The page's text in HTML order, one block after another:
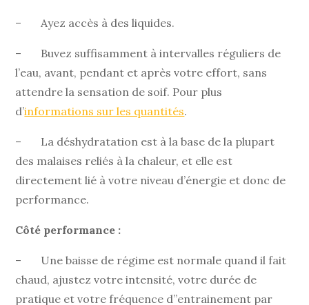
– Ayez accès à des liquides.
– Buvez suffisamment à intervalles réguliers de
l’eau, avant, pendant et après votre effort, sans
attendre la sensation de soif. Pour plus
d’informations sur les quantités.
– La déshydratation est à la base de la plupart
des malaises reliés à la chaleur, et elle est
directement lié à votre niveau d’énergie et donc de
performance.
Côté performance :
– Une baisse de régime est normale quand il fait
chaud, ajustez votre intensité, votre durée de
pratique et votre fréquence d’’entrainement par